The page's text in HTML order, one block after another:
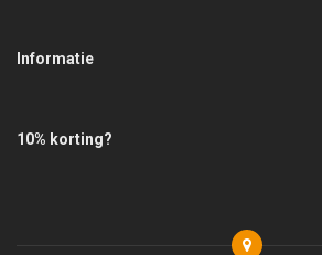
Informatie
10% korting?